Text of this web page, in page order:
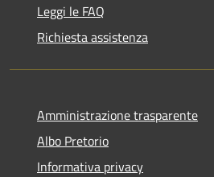
Leggi le FAQ
Richiesta assistenza
Amministrazione trasparente
Albo Pretorio
Informativa privacy